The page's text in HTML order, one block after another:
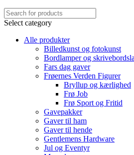
Select category
Alle produkter
Billedkunst og fotokunst
Bordlamper og
Fars dag gaver
Frøernes Verden Figurer
Bryllup og kærlighed
Frø Job
Frø Sport og Fritid
Gavepakker
Gaver til ham
Gaver til hende
Gentlemens Hardware
Jul og Eventyr